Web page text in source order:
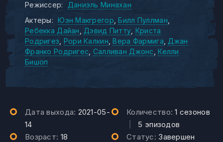
Режиссер:
Даниэль Минахан
Актеры:
Юэн Макгрегор Билл Пуллман
Ребекка Дайан
Дэвид Питту Криста
Родригез Рори Калкин Вера Фармига Джан
Франко Родригес
Салливан Джонс
Келли
Бишоп
Дата выхода: 2021-05-
14
Количество:1 сезонов
5 эпизодов
Возраст: 18 Статус: Завершен